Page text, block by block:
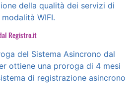
della qualità dei servizi di
WIFI.
Registro.it
del Sistema Asincrono dal
ottiene una proroga di 4 mesi
di registrazione asincrono